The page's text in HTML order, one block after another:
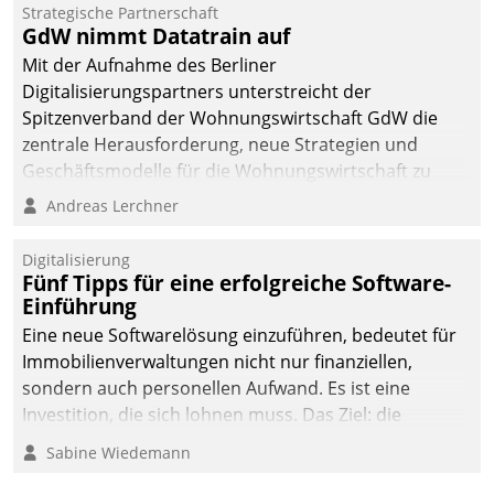
Strategische Partnerschaft
GdW nimmt Datatrain auf
Mit der Aufnahme des Berliner
Digitalisierungspartners unterstreicht der
Spitzenverband der Wohnungswirtschaft GdW die
zentrale Herausforderung, neue Strategien und
Geschäftsmodelle für die Wohnungswirtschaft zu
entwickeln.
Andreas Lerchner
Digitalisierung
Fünf Tipps für eine erfolgreiche Software-
Einführung
Eine neue Softwarelösung einzuführen, bedeutet für
Immobilienverwaltungen nicht nur finanziellen,
sondern auch personellen Aufwand. Es ist eine
Investition, die sich lohnen muss. Das Ziel: die
nachhaltige Optimierung der Geschäftsabläufe. Damit
dieses Ziel erreicht wird, sollten einige Grundregeln
Sabine Wiedemann